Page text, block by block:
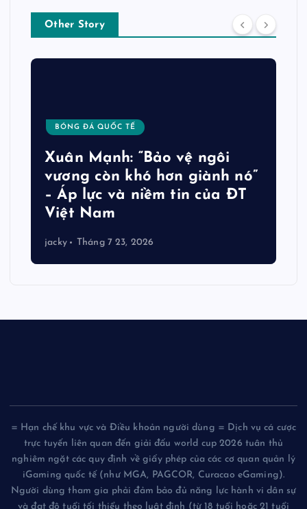
Other Story
BÓNG ĐÁ QUỐC TẾ
Xuân Mạnh: “Bảo vệ ngôi
vương còn khó hơn giành nó”
– Áp lực và niềm tin của ĐT
Việt Nam
jacky Tháng 7 23, 2026
= Hạn chế khu vực và Điều khoản người dùng = Dịch vụ cá cược
trực tuyến liên quan đến giải đấu world cup 2026 tuân thủ
nghiêm ngặt các quy định về giấy phép của các cơ quan quản lý
iGaming quốc tế (như MGA, PAGCOR, Curacao eGaming).
Người dùng tham gia phải đảm bảo đủ năng lực hành vi dân sự
và đạt độ tuổi tối thiểu theo luật định (từ 18 tuổi hoặc 21 tuổi